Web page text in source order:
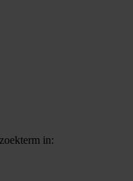
in: